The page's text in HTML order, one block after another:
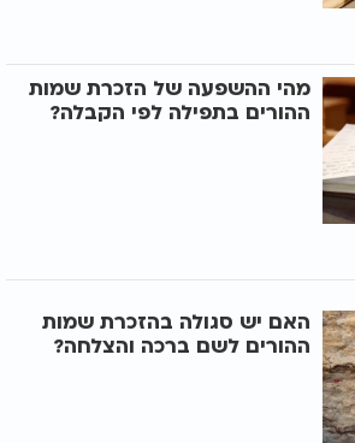
מהי ההשפעה של הזכרת שמות
ההורים בתפילה לפי הקבלה?
האם יש סגולה בהזכרת שמות
ההורים לשם ברכה והצלחה?